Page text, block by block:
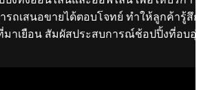
รถเสนอขายได้ตอบโจทย์ ทำให้ลูกค้ารู้สึก
มาเยือน สัมผัสประสบการณ์ช้อปปิ้งที่อบอุ่